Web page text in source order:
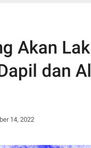
Akan
dan
14, 2022